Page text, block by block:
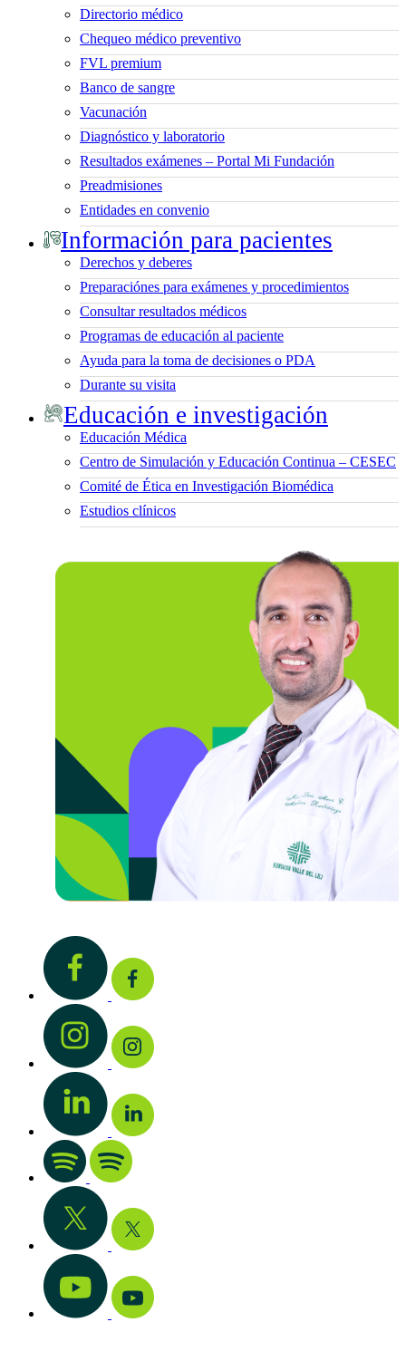
Directorio médico
Chequeo médico preventivo
FVL premium
Banco de sangre
Vacunación
Diagnóstico y laboratorio
Resultados exámenes – Portal Mi Fundación
Preadmisiones
Entidades en convenio
Información para pacientes
Derechos y deberes
Preparaciónes para exámenes y procedimientos
Consultar resultados médicos
Programas de educación al paciente
Ayuda para la toma de decisiones o PDA
Durante su visita
Educación e investigación
Educación Médica
Centro de Simulación y Educación Continua – CESEC
Comité de Ética en Investigación Biomédica
Estudios clínicos